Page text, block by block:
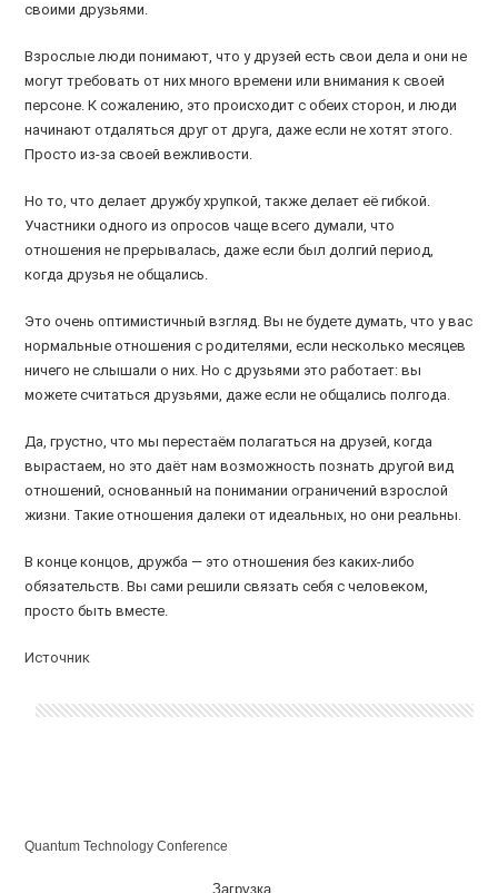
своими друзьями.
Взрослые люди понимают, что у друзей есть свои дела и они не
могут требовать от них много времени или внимания к своей
персоне. К сожалению, это происходит с обеих сторон, и люди
начинают отдаляться друг от друга, даже если не хотят этого.
Просто из-за своей вежливости.
Но то, что делает дружбу хрупкой, также делает её гибкой.
Участники одного из опросов чаще всего думали, что
отношения не прерывалась, даже если был долгий период,
когда друзья не общались.
Это очень оптимистичный взгляд. Вы не будете думать, что у вас
нормальные отношения с родителями, если несколько месяцев
ничего не слышали о них. Но с друзьями это работает: вы
можете считаться друзьями, даже если не общались полгода.
Да, грустно, что мы перестаём полагаться на друзей, когда
вырастаем, но это даёт нам возможность познать другой вид
отношений, основанный на понимании ограничений взрослой
жизни. Такие отношения далеки от идеальных, но они реальны.
В конце концов, дружба — это отношения без каких-либо
обязательств. Вы сами решили связать себя с человеком,
просто быть вместе.
Источник
Quantum Technology Conference
Загрузка...